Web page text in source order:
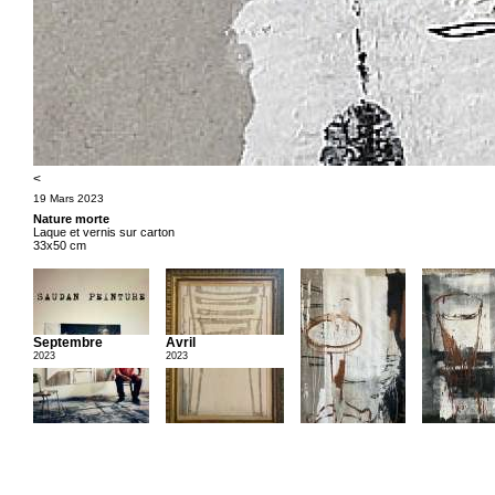
<
19 Mars 2023
Nature morte
Laque et vernis sur carton
33x50 cm
Septembre
2023
Avril
2023